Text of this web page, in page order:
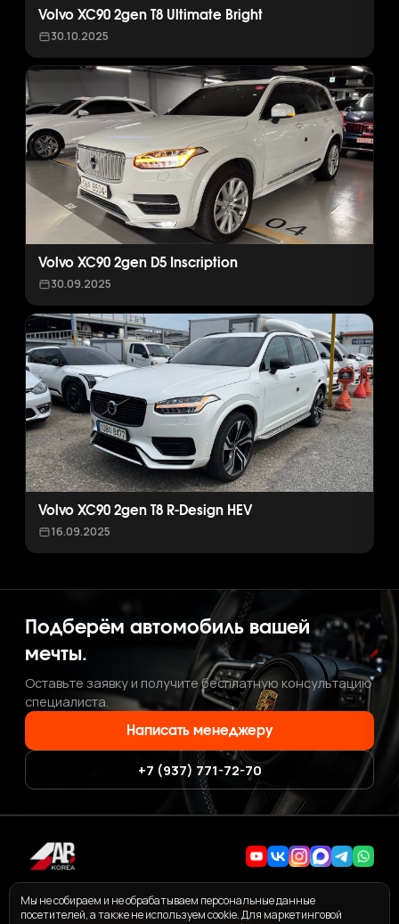
Volvo XC90 2gen T8 Ultimate Bright
30.10.2025
Volvo XC90 2gen D5 Inscription
30.09.2025
Volvo XC90 2gen T8 R-Design HEV
16.09.2025
Подберём автомобиль вашей
мечты.
Оставьте заявку и получите бесплатную консультацию
специалиста.
Написать менеджеру
+7 (937) 771-72-70
Мы не собираем и не обрабатываем персональные данные
посетителей, а также не используем cookie. Для маркетинговой